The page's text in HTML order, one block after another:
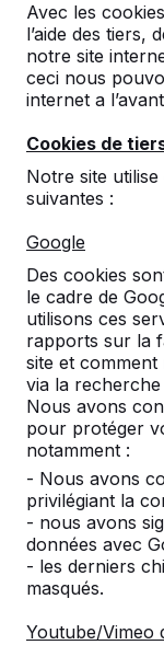
Avec les
l’aide des tiers,
notre site
ceci nous
internet a
Cookies de
Notre site
suivantes :
Google
Des cookies
le cadre de
utilisons ces
rapports sur la
site et
via la recherche
Nous avons
pour protéger
notamment :
- Nous avons
privilégiant la
- nous avons
données avec
- les derniers
masqués.
Youtube/Vimeo
maîtrise son
route le
personne
minutieux
ailleurs.
sur le site.
Foyer socio
Vaysse